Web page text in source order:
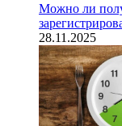
Можно ли
28.11.2025